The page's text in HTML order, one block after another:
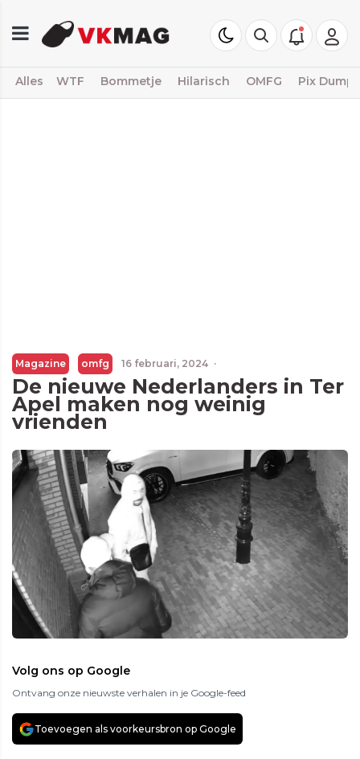
Alles WTF Bommetje Hilarisch OMFG Pix Dump
Magazine omfg 16 februari, 2024 ·
De nieuwe Nederlanders in Ter
Apel maken nog weinig
vrienden
Volg ons op Google
Ontvang onze nieuwste verhalen in je Google-feed
Toevoegen als voorkeursbron op Google